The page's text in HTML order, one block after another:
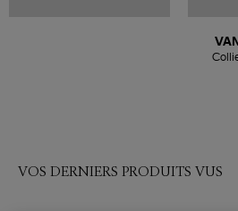
VOS DERNIERS PRODUITS VUS